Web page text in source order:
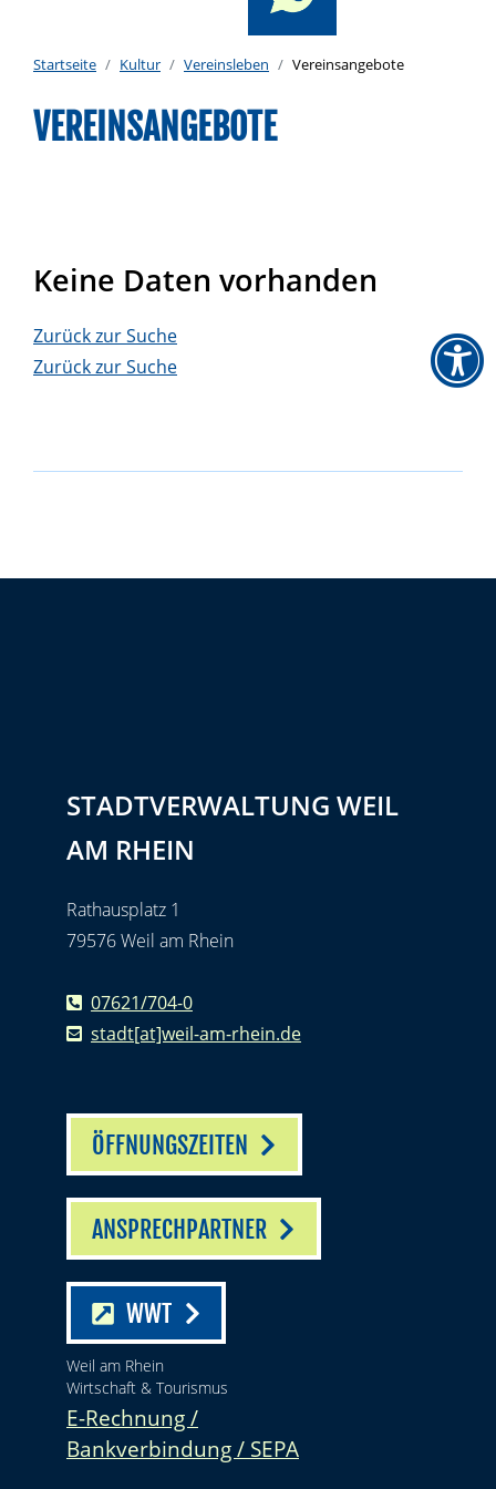
Startseite Kultur Vereinsleben Vereinsangebote
VEREINSANGEBOTE
Keine Daten vorhanden
Zurück zur Suche
Zurück zur Suche
STADTVERWALTUNG WEIL
AM RHEIN
Rathausplatz 1
79576 Weil am Rhein
07621/704-0
stadt[at]weil-am-rhein.de
ÖFFNUNGSZEITEN
ANSPRECHPARTNER
WWT
Weil am Rhein
Wirtschaft & Tourismus
E-Rechnung /
Bankverbindung / SEPA